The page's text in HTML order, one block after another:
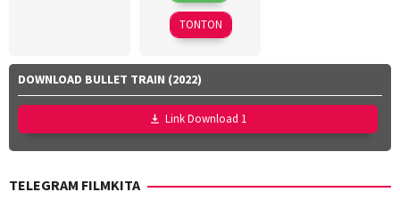
2026
Lubis,
Hollynov
Mutia
Effendi,
Nurul
Ravika
TONTON
DOWNLOAD BULLET TRAIN (2022)
Link Download 1
TELEGRAM FILMKITA